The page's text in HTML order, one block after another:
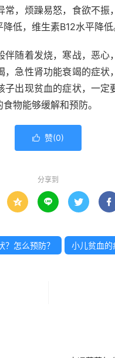
，烦躁易怒，食欲不
低，维生素B12水平降低
随着发烧，寒战，恶
急性肾功能衰竭的症
出现贫血的症状，一
物能够缓解和预防。
 赞(0)
分享到
   
？怎么预防？ 小儿贫血的